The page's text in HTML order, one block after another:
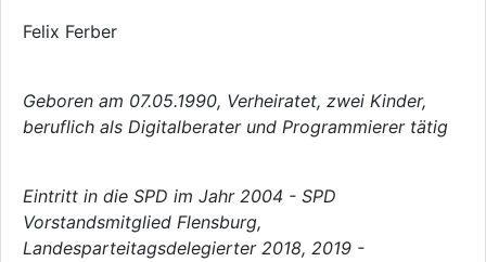
Felix Ferber
Geboren am 07.05.1990, Verheiratet, zwei Kinder,
beruflich als Digitalberater und Programmierer tätig
Eintritt in die SPD im Jahr 2004 - SPD
Vorstandsmitglied Flensburg,
Landesparteitagsdelegierter 2018, 2019 -